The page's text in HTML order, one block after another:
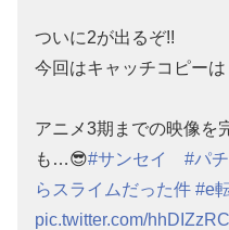
ついに2が出るぞ!!
今回はキャッチコピー
アニメ3期までの映像を
も…😎#サンセイ #パ
らスライムだった件 #e
pic.twitter.com/